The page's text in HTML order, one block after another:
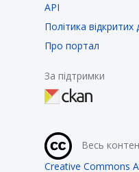
API
Політика відкритих
Про портал
За підтримки
Весь
Creative Commons